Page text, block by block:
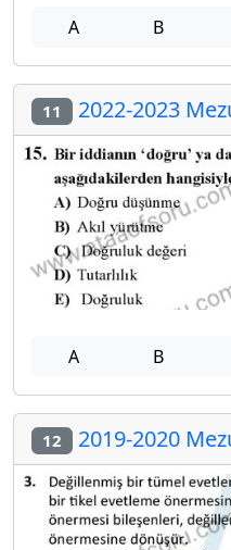
A B
11 2022-2023
A B
12 2019-2020